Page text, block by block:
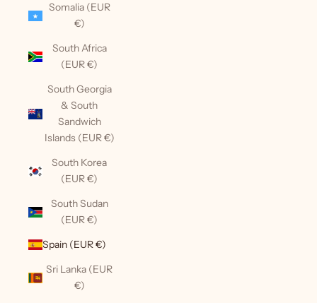
Somalia (EUR
€)
South Africa
(EUR €)
South Georgia
& South
Sandwich
Islands (EUR €)
South Korea
(EUR €)
South Sudan
(EUR €)
Spain (EUR €)
Sri Lanka (EUR
€)